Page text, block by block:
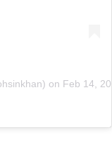
on Feb 14,